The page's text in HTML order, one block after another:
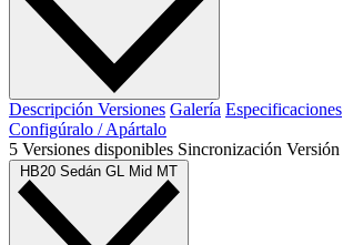
Descripción Versiones Galería Especificaciones
Configúralo / Apártalo
5 Versiones disponibles Sincronización Versión
HB20 Sedán GL Mid MT